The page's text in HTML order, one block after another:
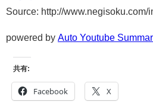
Source: http://www.negisoku.com/
powered by Auto Youtube
共有:
Facebook X